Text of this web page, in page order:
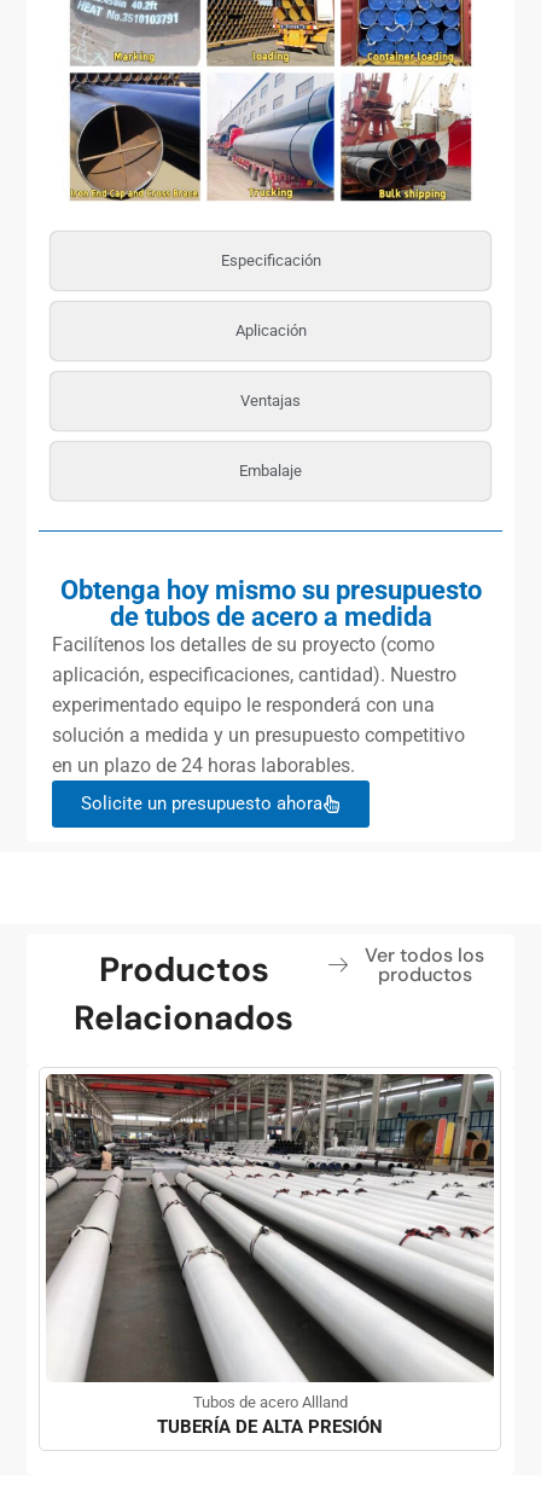
Especificación
Aplicación
Ventajas
Embalaje
Obtenga hoy mismo su presupuesto
de tubos de acero a medida
Facilítenos los detalles de su proyecto (como
aplicación, especificaciones, cantidad). Nuestro
experimentado equipo le responderá con una
solución a medida y un presupuesto competitivo
en un plazo de 24 horas laborables.
Solicite un presupuesto ahora
Productos
Relacionados
Ver todos los
productos
Tubos de acero Allland
TUBERÍA DE ALTA PRESIÓN